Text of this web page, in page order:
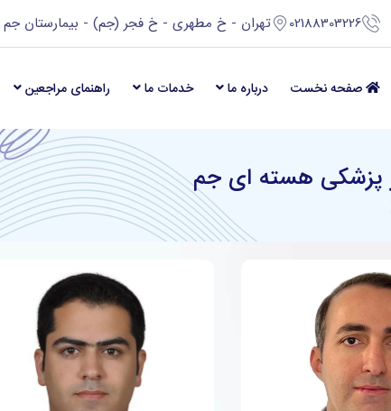
02188303226 تهران - خ مطهری - خ فجر (جم) - بیمارستان جم
صفحه نخست درباره ما خدمات ما راهنمای مراجعین
پزشکی هسته ای جم